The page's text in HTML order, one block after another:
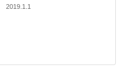
2019.1.1